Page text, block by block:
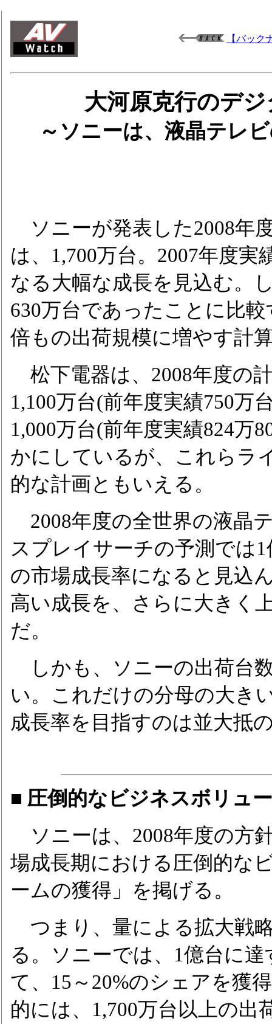
【バック
大河原克行のデ
～ソニーは、液晶テレ
ソニーが発表した2008年
は、1,700万台。2007年度実
なる大幅な成長を見込む。
630万台であったことに比
倍もの出荷規模に増やす計
松下電器は、2008年度の
1,100万台(前年度実績750万
1,000万台(前年度実績824万
かにしているが、これらラ
的な計画ともいえる。
2008年度の全世界の液晶
スプレイサーチの予測では
の市場成長率になると見込
高い成長を、さらに大きく
だ。
しかも、ソニーの出荷台
い。これだけの分母の大き
成長率を目指すのは並大抵
■ 圧倒的なビジネスボリュ
ソニーは、2008年度の方
場成長期における圧倒的な
ームの獲得」を掲げる。
つまり、量による拡大戦
る。ソニーでは、1億台に
て、15～20%のシェアを獲
的には、1,700万台以上の